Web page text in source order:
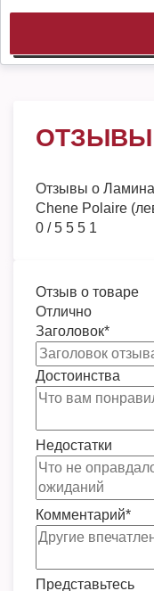
ОТЗЫВЫ
Отзывы о
Chene Polaire
0 /5 5 5 1
Отзыв о товаре
Отлично
Заголовок*
Достоинства
Недостатки
Комментарий*
Представьтесь